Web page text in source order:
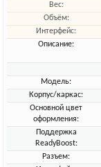
Вес:
Объём:
Интерфейс:
Описание:
Модель:
Корпус/каркас:
Основной цвет
оформления:
Поддержка
ReadyBoost:
Разъем: